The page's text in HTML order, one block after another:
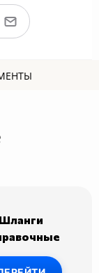
Шланги